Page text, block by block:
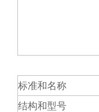
标准和名称
结构和型号